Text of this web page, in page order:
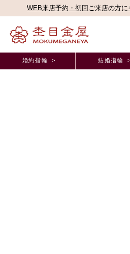
WEB来店予約・初回ご来店の方に
婚約指輪 > 結婚指輪 >